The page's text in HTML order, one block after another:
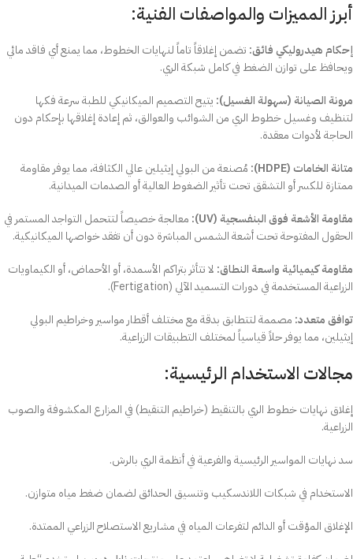
أبرز المميزات والمواصفات الفنية:
إحكام هيدروليكي فائق: تضمن إغلاقاً تاماً لنهايات الخطوط، مما يمنع أي فاقد مائي
ويحافظ على توازن الضغط في كامل شبكة الري.
مرونة الصيانة (سهولة الغسيل): يتيح التصميم الميكانيكي للطبة سرعة فكها
لتنظيف وغسيل خطوط الري من الشوائب والعوالق، ثم إعادة إغلاقها بإحكام دون
الحاجة لأدوات معقدة.
متانة الخامات (HDPE):
مُصنعة من البولي إيثيلين عالي الكثافة، مما يوفر مقاومة
ممتازة للكسر أو التشقق تحت تأثير الضغوط العالية أو الصدمات الميدانية.
مقاومة الأشعة فوق البنفسجية (UV):
معالجة خصيصاً لتتحمل التواجد المستمر في
الحقول المفتوحة تحت أشعة الشمس المباشرة دون أن تفقد خواصها الميكانيكية.
مقاومة كيميائية واسعة النطاق: لا تتأثر بتراكم الأسمدة، أو الأحماض، أو الكيماويات
الزراعية المستخدمة في دورات التسميد الآلي (Fertigation).
توافق متعدد: مصممة لتتطابق بدقة مع مختلف أقطار مواسير وخراطيم البولي
إيثيلين، مما يوفر حلاً قياسياً لمختلف التطبيقات الزراعية.
مجالات الاستخدام الرئيسية:
إغلاق نهايات خطوط الري بالتنقيط (خراطيم التنقيط) في المزارع المكشوفة والصوب
الزراعية.
سد نهايات المواسير الرئيسية والفرعية في أنظمة الري بالرش.
الاستخدام في شبكات اللاندسكيب وتنسيق الحدائق لضمان ضغط مياه متوازن.
الإغلاق المؤقت أو الدائم لتفرعات المياه في مشاريع الاستصلاح الزراعي الممتدة.